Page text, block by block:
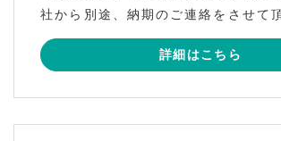
社から別途、納期のご連絡をさせて
詳細はこちら